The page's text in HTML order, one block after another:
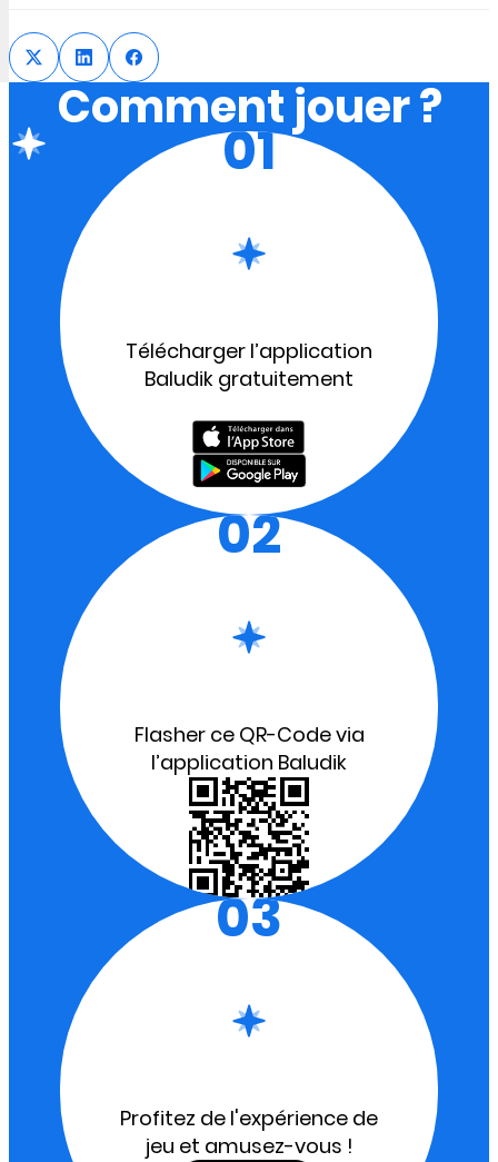
Comment jouer ?
01
Télécharger l’application
Baludik gratuitement
02
Flasher ce QR-Code via
l’application Baludik
03
Profitez de l'expérience de
jeu et amusez-vous !